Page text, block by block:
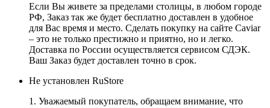
Если Вы живете за пределами столицы, в любом городе
РФ, Заказ так же будет бесплатно доставлен в удобное
для Вас время и место. Сделать покупку на сайте Caviar
– это не только престижно и приятно, но и легко.
Доставка по России осуществляется сервисом СДЭК.
Ваш Заказ будет доставлен точно в срок.
Не установлен RuStore
1. Уважаемый покупатель, обращаем внимание, что